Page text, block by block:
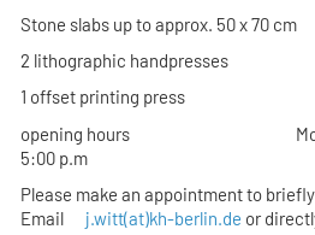
Stone slabs up to approx. 50 x 70 cm
2 lithographic handpresses
1 offset printing press
opening hours Monday-
5:00 p.m
Please make an appointment to
Email j.witt(at)kh-berlin.de or